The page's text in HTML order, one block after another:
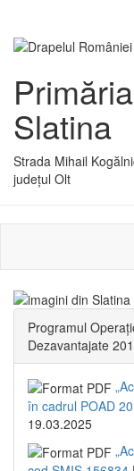
Slatina
Strada Mihail
județul Olt
Programul
Dezavantajate
în cadrul POAD
19.03.2025